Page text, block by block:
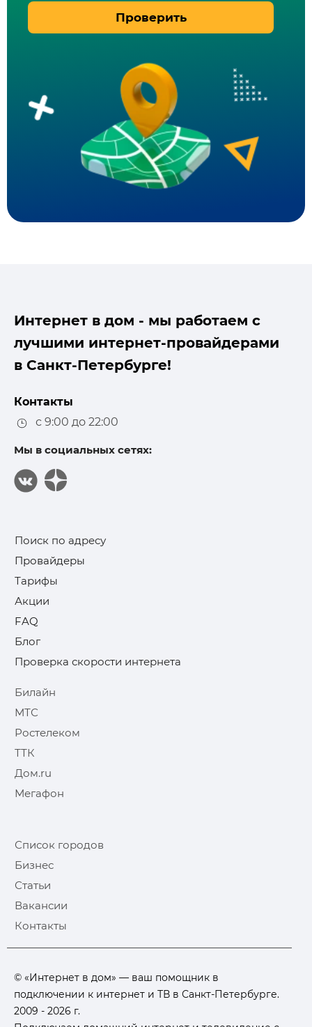
Проверить
Интернет в дом - мы работаем с
лучшими интернет-провайдерами
в Санкт-Петербурге!
Контакты
с 9:00 до 22:00
Мы в социальных сетях:
Поиск по адресу
Провайдеры
Тарифы
Акции
FAQ
Блог
Проверка скорости интернета
Билайн
МТС
Ростелеком
ТТК
Дом.ru
Мегафон
Список городов
Бизнес
Статьи
Вакансии
Контакты
© «Интернет в дом» — ваш помощник в
подключении к интернет и ТВ в Санкт-Петербурге.
2009 - 2026 г.